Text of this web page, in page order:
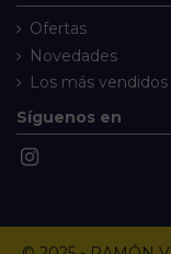
Ofertas
Novedades
Los más vendidos
Síguenos en